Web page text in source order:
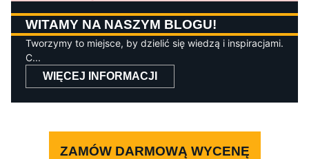
WITAMY NA NASZYM BLOGU!
Tworzymy to miejsce, by dzielić się wiedzą i inspiracjami.
C...
WIĘCEJ INFORMACJI
ZAMÓW DARMOWĄ WYCENĘ